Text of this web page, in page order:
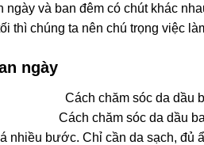
và ban đêm có chút khác
thì chúng ta nên chú trọng việc
ngày
Cách chăm sóc da dầu
nhiều bước. Chỉ cần da sạch, đủ